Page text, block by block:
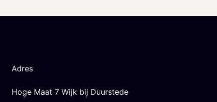
Adres
Hoge Maat 7 Wijk bij Duurstede